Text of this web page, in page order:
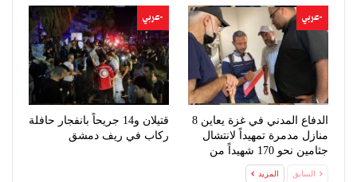
لبنان
-عربي
الدفاع المدني في غزة يعاين 8
منازل مدمرة تمهيداً لانتشال
جثامين نحو 170 شهيداً من
-عربي
قتيلان و14 جريحاً بانفجار حافلة
ركاب في ريف دمشق
السابق المزيد